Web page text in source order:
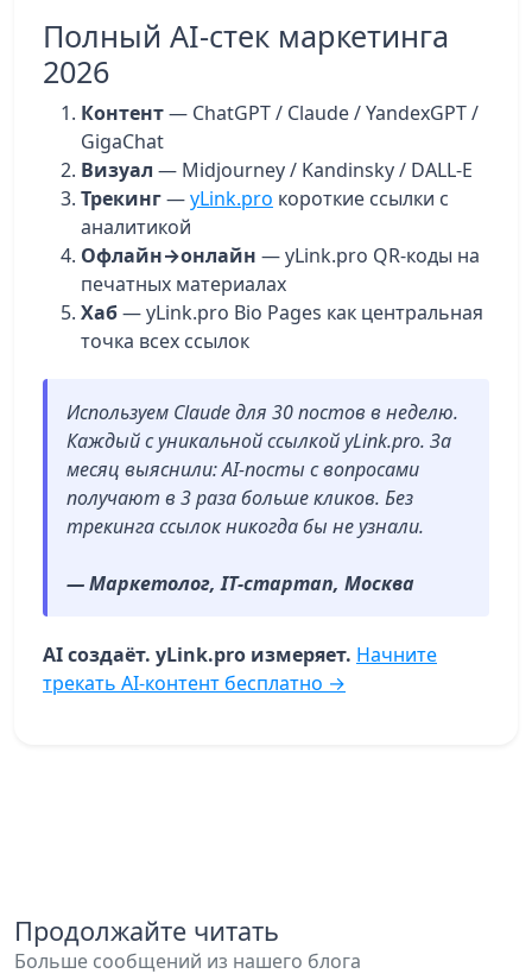
Полный AI-стек маркетинга
2026
Контент— ChatGPT / Claude / YandexGPT /
GigaChat
Визуал — Midjourney / Kandinsky / DALL-E
Трекинг—yLink.pro короткие ссылки с
аналитикой
Офлайн→онлайн — yLink.pro QR-коды на
печатных материалах
Хаб— yLink.pro Bio Pages как центральная
точка всех ссылок
Используем Claude для 30 постов в неделю.
Каждый с уникальной ссылкой yLink.pro. За
месяц выяснили: AI-посты с вопросами
получают в 3 раза больше кликов. Без
трекинга ссылок никогда бы не узнали.
— Маркетолог, IT-стартап, Москва
AI создаёт. yLink.pro измеряет. Начните
трекать AI-контент бесплатно →
Продолжайте читать
Больше сообщений из нашего блога